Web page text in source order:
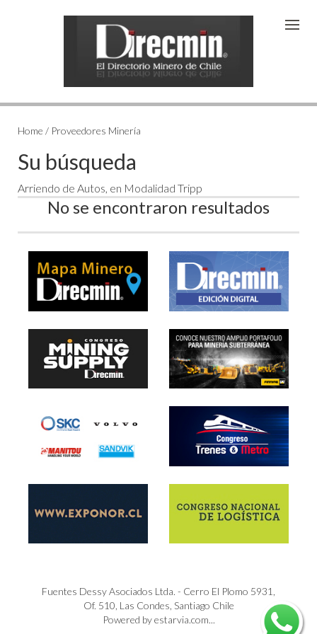
Home / Proveedores Minería
Su búsqueda
Arriendo de Autos, en Modalidad Tripp
No se encontraron resultados
Fuentes Dessy Asociados Ltda. - Cerro El Plomo 5931,
Of. 510, Las Condes, Santiago Chile
Powered by estarvia.com...